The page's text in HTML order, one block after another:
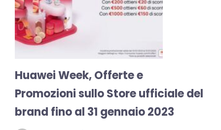
Huawei Week, Offerte e
Promozioni sullo Store ufficiale del
brand fino al 31 gennaio 2023